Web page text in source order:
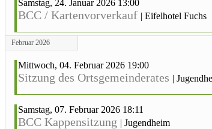
Samstag, 24. Januar 2026 13:00
BCC / Kartenvorverkauf | Eifelhotel Fuchs
Februar 2026
Mittwoch, 04. Februar 2026 19:00
Sitzung des Ortsgemeinderates |
Samstag, 07. Februar 2026 18:11
BCC Kappensitzung | Jugendheim